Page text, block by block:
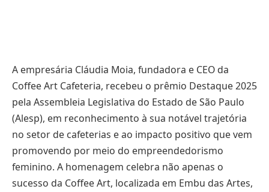
A empresária Cláudia Moia, fundadora e CEO da
Coffee Art Cafeteria, recebeu o prêmio Destaque 2025
pela Assembleia Legislativa do Estado de São Paulo
(Alesp), em reconhecimento à sua notável trajetória
no setor de cafeterias e ao impacto positivo que vem
promovendo por meio do empreendedorismo
feminino. A homenagem celebra não apenas o
sucesso da Coffee Art, localizada em Embu das Artes,